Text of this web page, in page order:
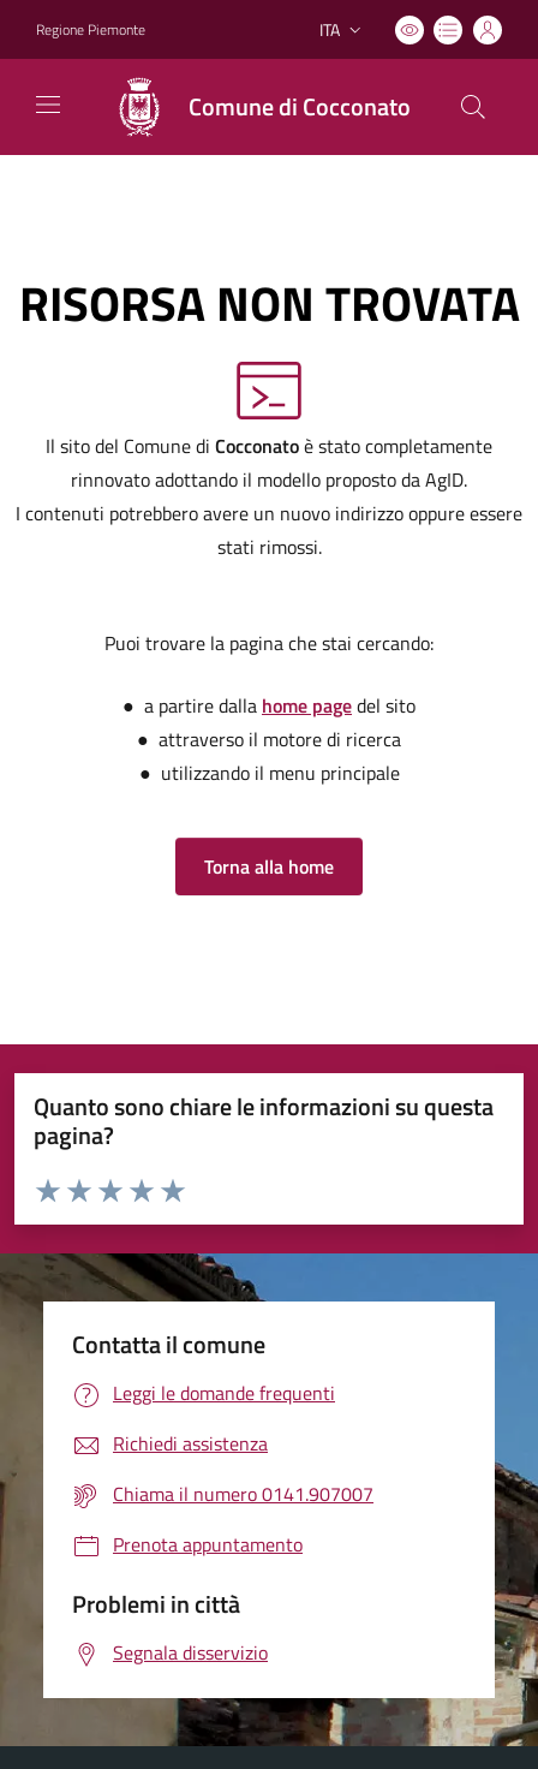
Regione Piemonte Lingua attiva:
ITA
Comune di Cocconato
RISORSA NON TROVATA
Il sito del Comune di Cocconatoè stato completamente
rinnovato adottando il modello proposto da AgID.
I contenuti potrebbero avere un nuovo indirizzo oppure essere
stati rimossi.
Puoi trovare la pagina che stai cercando:
● a partire dalla home pagedel sito
● attraverso il motore di ricerca
● utilizzando il menu principale
Torna alla home
Quanto sono chiare le informazioni su questa
pagina?
Valuta da 1 a 5 stelle la pagina
Valuta 5 stelle su 5
Valuta 4 stelle su 5
Valuta 3 stelle su 5
Valuta 2 stelle su 5
Valuta 1 stelle su 5
Contatta il comune
Leggi le domande frequenti
Richiedi assistenza
Chiama il numero 0141.907007
Prenota appuntamento
Problemi in città
Segnala disservizio